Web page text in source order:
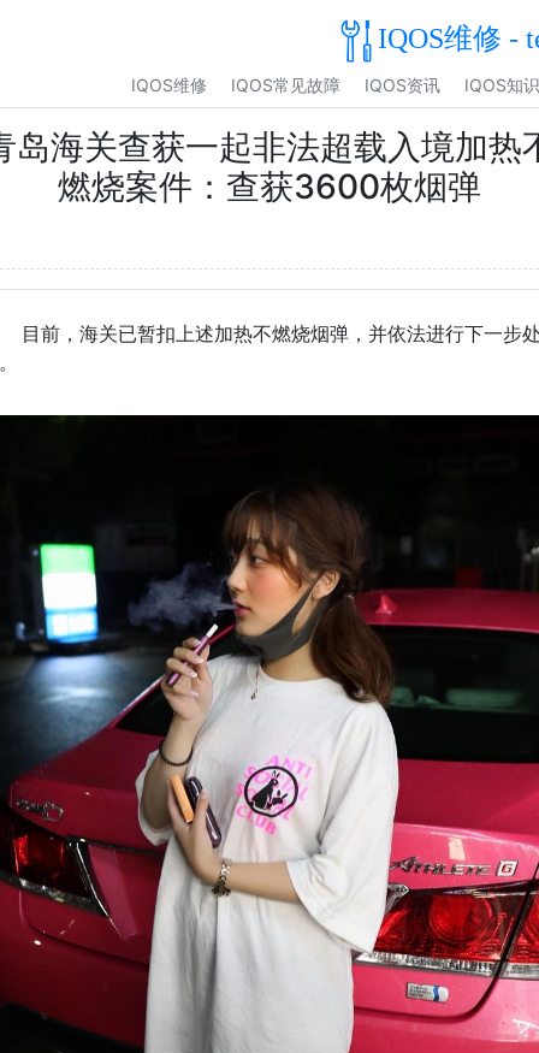
IQOS维修 -
IQOS维修 IQOS常见故障 IQOS资讯 IQOS知
岛海关查获一起非法超载入境加热
燃烧案件：查获3600枚烟弹
目前，海关已暂扣上述加热不燃烧烟弹，并依法进行下一步